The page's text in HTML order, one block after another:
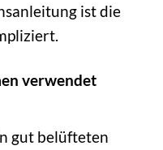
ist die
verwendet
gut belüfteten